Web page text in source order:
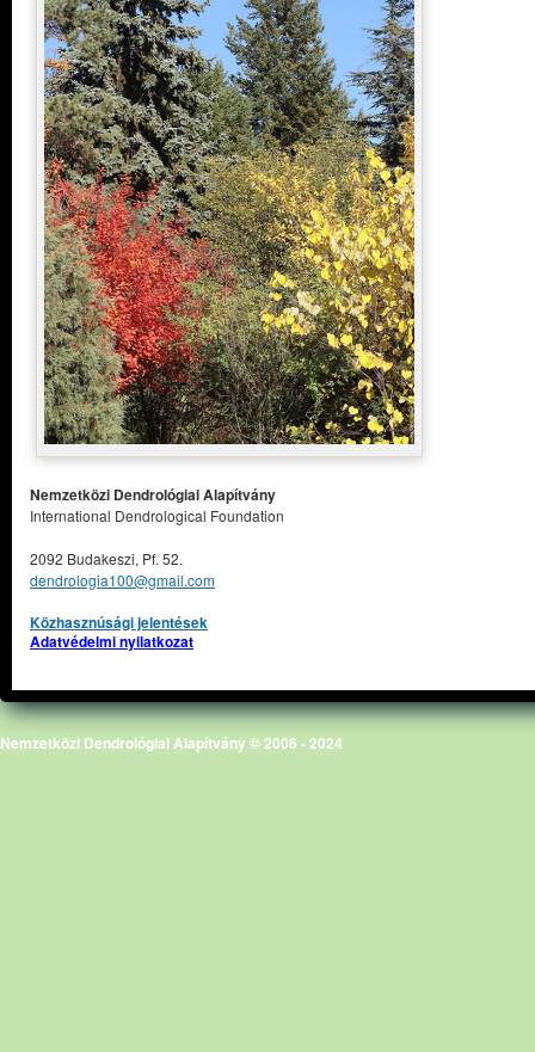
Nemzetközi Dendrológiai Alapítvány
International Dendrological Foundation
2092 Budakeszi, Pf. 52.
dendrologia100@gmail.com
Közhasznúsági jelentések
Adatvédelmi nyilatkozat
Nemzetközi Dendrológiai Alapítvány © 2006 - 2024